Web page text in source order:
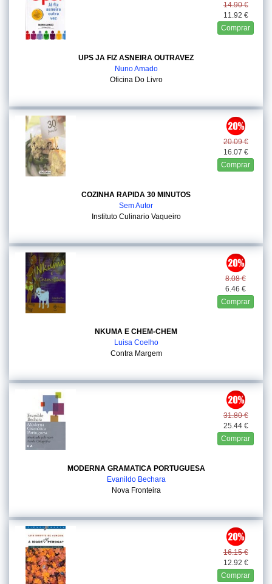
14.90 €
11.92 €
Comprar
UPS JA FIZ ASNEIRA OUTRAVEZ
Nuno Amado
Oficina Do Livro
20.09 €
16.07 €
Comprar
COZINHA RAPIDA 30 MINUTOS
Sem Autor
Instituto Culinario Vaqueiro
8.08 €
6.46 €
Comprar
NKUMA E CHEM-CHEM
Luisa Coelho
Contra Margem
31.80 €
25.44 €
Comprar
MODERNA GRAMATICA PORTUGUESA
Evanildo Bechara
Nova Fronteira
16.15 €
12.92 €
Comprar